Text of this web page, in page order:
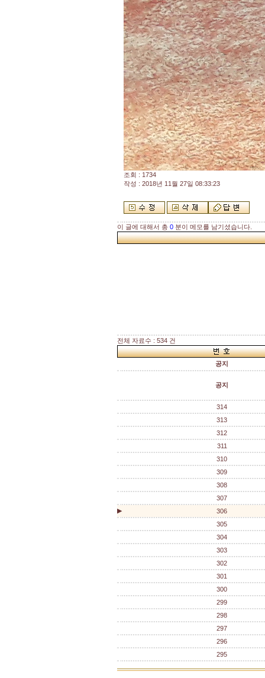
조회 : 1734
작성 : 2018년 11월 27일 08:33:23
이 글에 대해서 총 0 분이 메모를 남기셨습니다.
전체 자료수 : 534 건
공지
공지
314
313
312
311
310
309
308
307
▶
306
305
304
303
302
301
300
299
298
297
296
295